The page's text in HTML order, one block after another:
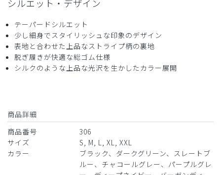
上下セットで購入しました。今まで探してきた中では生地も
れたデザインが崩れることもなく、非常にバランスの良い生
地感だと思います。
欲を言えば、個人的にはよりリラックスできる（ほぼパジャ
マのように使えるが、いざとなったらそのまま対応も可能
商品：
シルエット・デザイン
テーパードシルエット
少し細身でスタイリッシュな印象のデザイン
表地と合わせた上品なストライプ柄の裏地
脱ぎ履きが快適な総ゴム仕様
シルクのような上品な光沢を生かしたカラー展開
商品詳細
商品番号
306
サイズ
S, M, L, XL, XXL
カラー
ブラック、ダークグリーン、スレートブ
ルー、チャコールグレー、パープルグレ